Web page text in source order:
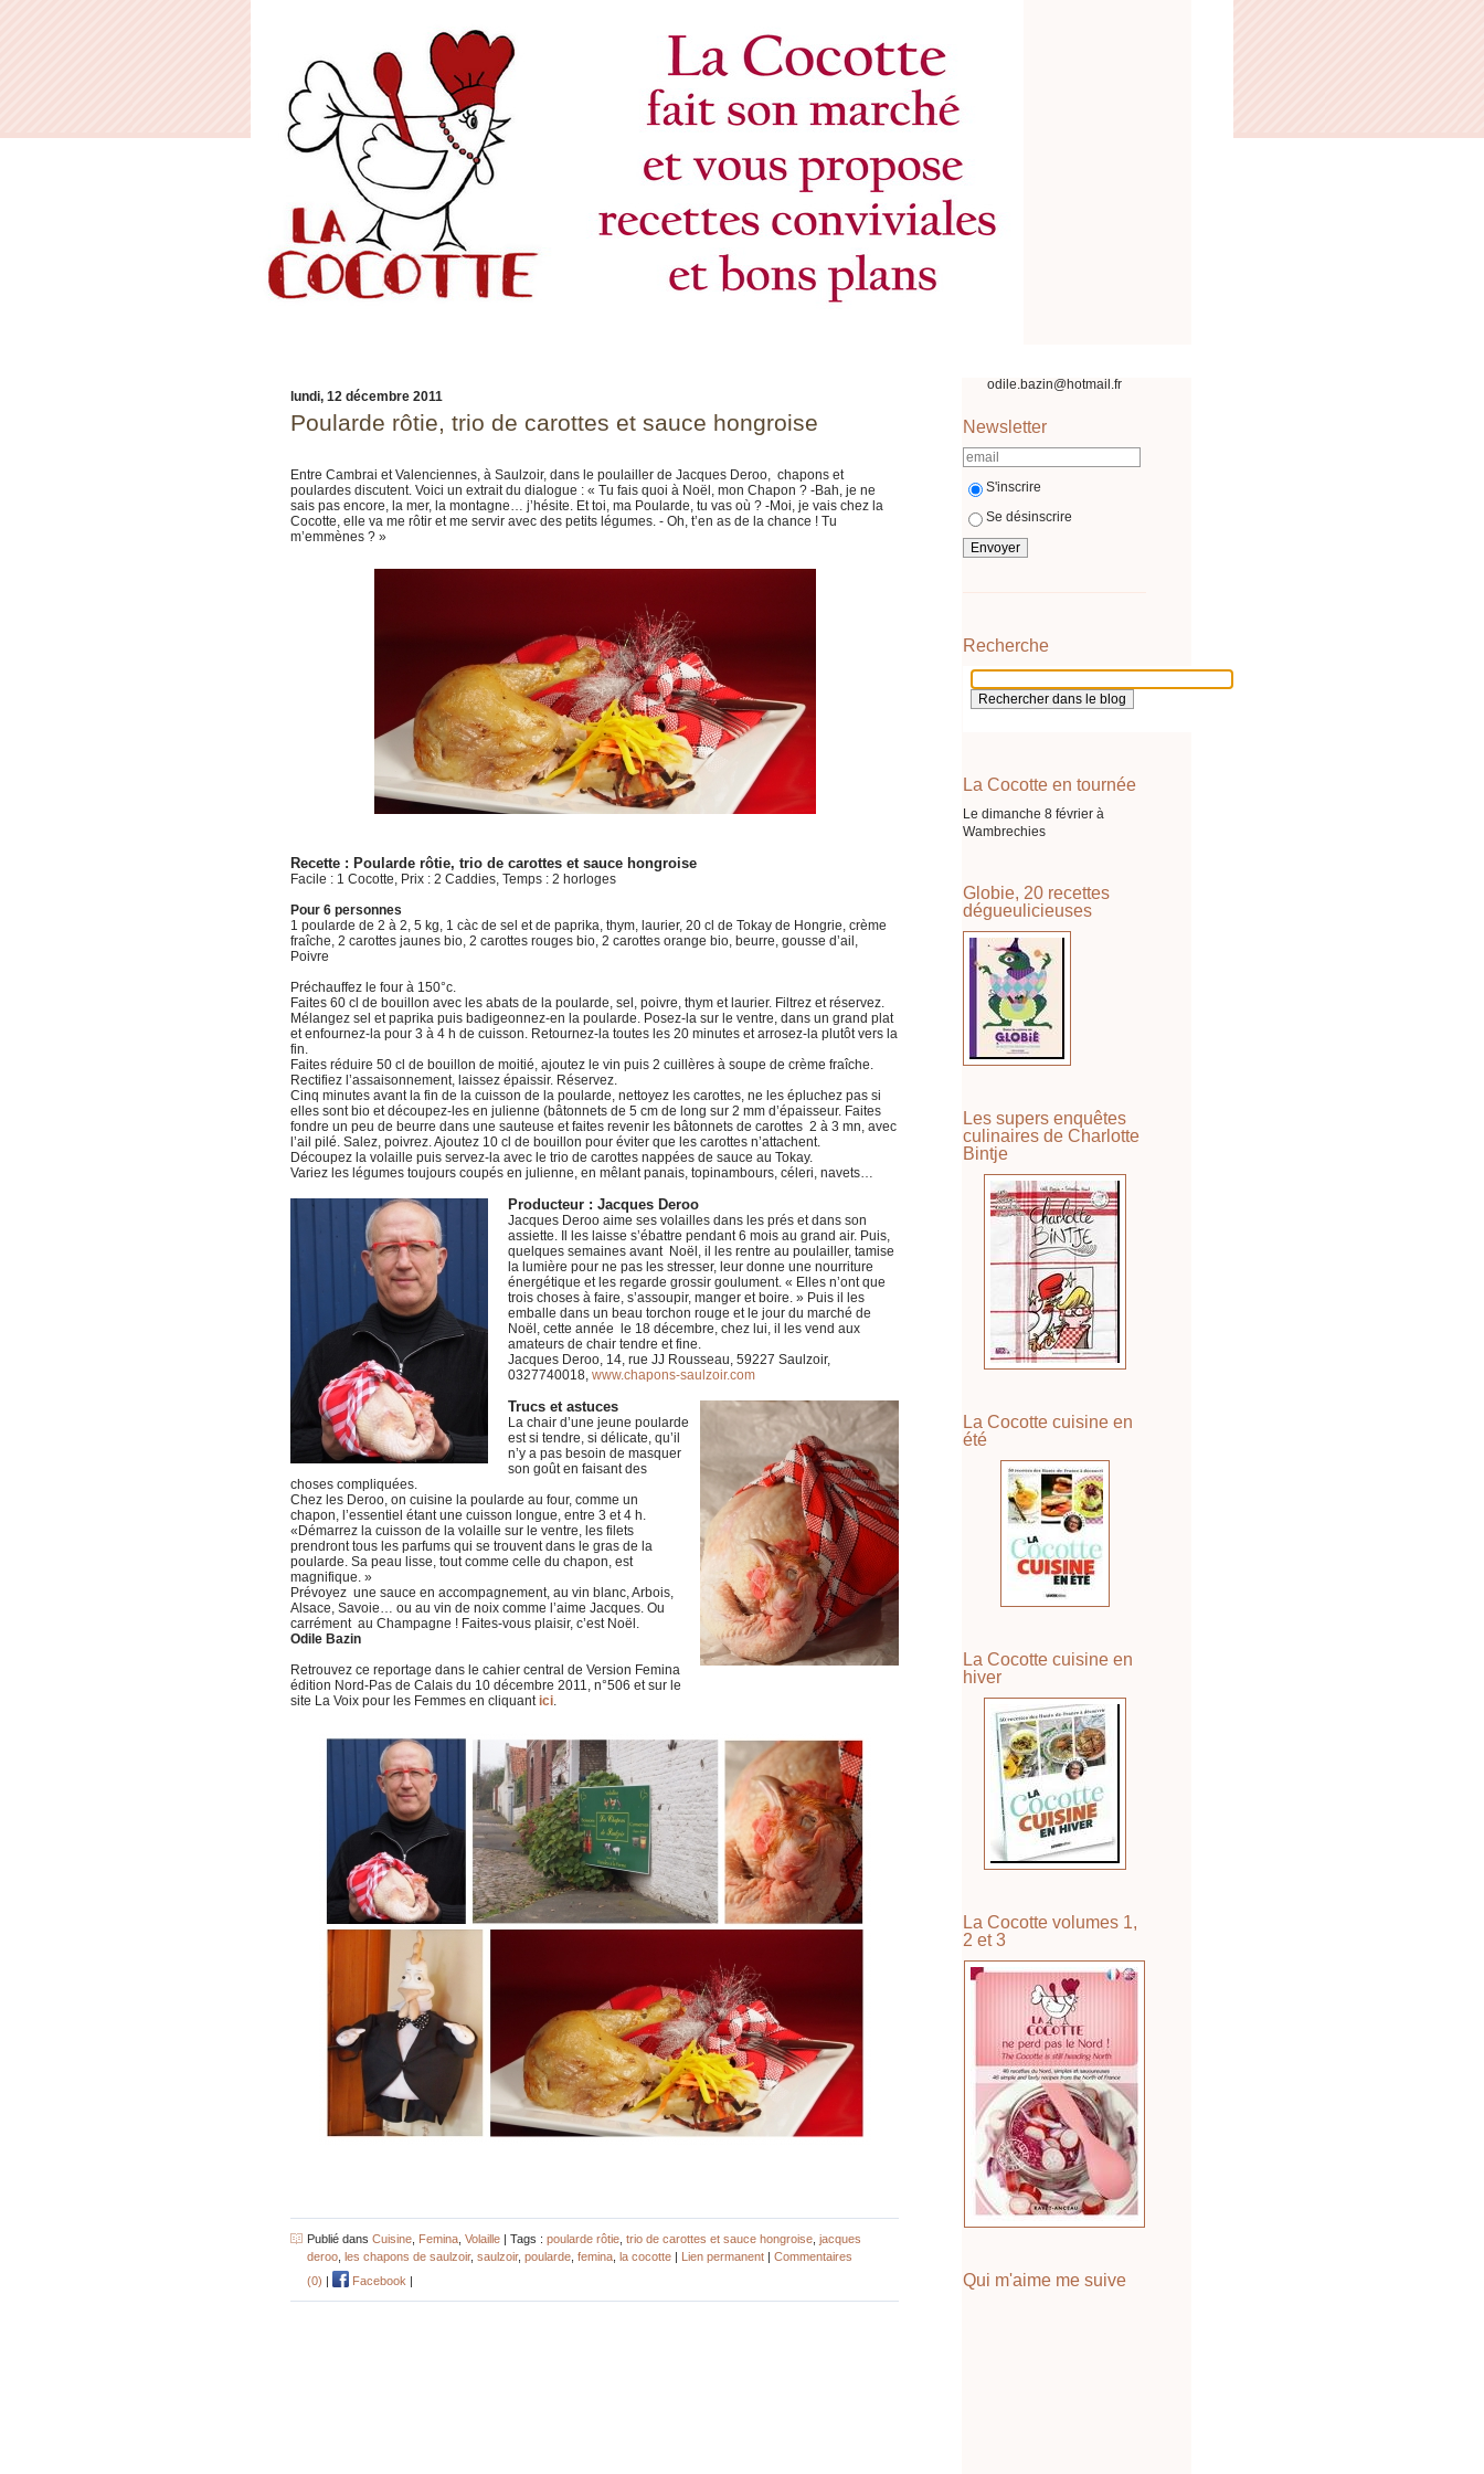
odile.bazin@hotmail.fr
Newsletter
S'inscrire
Se désinscrire
Recherche
La Cocotte en tournée
Le dimanche 8 février à
Wambrechies
Globie, 20 recettes
dégueulicieuses
Les supers enquêtes
culinaires de Charlotte
Bintje
La Cocotte cuisine en
été
La Cocotte cuisine en
hiver
La Cocotte volumes 1,
2 et 3
Qui m'aime me suive
lundi, 12 décembre 2011
Poularde rôtie, trio de carottes et sauce hongroise
Entre Cambrai et Valenciennes, à Saulzoir, dans le poulailler de Jacques Deroo, chapons et
poulardes discutent. Voici un extrait du dialogue : « Tu fais quoi à Noël, mon Chapon ? -Bah, je ne
sais pas encore, la mer, la montagne… j’hésite. Et toi, ma Poularde, tu vas où ? -Moi, je vais chez la
Cocotte, elle va me rôtir et me servir avec des petits légumes. - Oh, t’en as de la chance ! Tu
m’emmènes ? »
Recette : Poularde rôtie, trio de carottes et sauce hongroise
Facile : 1 Cocotte, Prix : 2 Caddies, Temps : 2 horloges
Pour 6 personnes
1 poularde de 2 à 2, 5 kg, 1 càc de sel et de paprika, thym, laurier, 20 cl de Tokay de Hongrie, crème
fraîche, 2 carottes jaunes bio, 2 carottes rouges bio, 2 carottes orange bio, beurre, gousse d’ail,
Poivre
Préchauffez le four à 150°c.
Faites 60 cl de bouillon avec les abats de la poularde, sel, poivre, thym et laurier. Filtrez et réservez.
Mélangez sel et paprika puis badigeonnez-en la poularde. Posez-la sur le ventre, dans un grand plat
et enfournez-la pour 3 à 4 h de cuisson. Retournez-la toutes les 20 minutes et arrosez-la plutôt vers la
fin.
Faites réduire 50 cl de bouillon de moitié, ajoutez le vin puis 2 cuillères à soupe de crème fraîche.
Rectifiez l’assaisonnement, laissez épaissir. Réservez.
Cinq minutes avant la fin de la cuisson de la poularde, nettoyez les carottes, ne les épluchez pas si
elles sont bio et découpez-les en julienne (bâtonnets de 5 cm de long sur 2 mm d’épaisseur. Faites
fondre un peu de beurre dans une sauteuse et faites revenir les bâtonnets de carottes 2 à 3 mn, avec
l’ail pilé. Salez, poivrez. Ajoutez 10 cl de bouillon pour éviter que les carottes n’attachent.
Découpez la volaille puis servez-la avec le trio de carottes nappées de sauce au Tokay.
Variez les légumes toujours coupés en julienne, en mêlant panais, topinambours, céleri, navets…
Producteur : Jacques Deroo
Jacques Deroo aime ses volailles dans les prés et dans son
assiette. Il les laisse s’ébattre pendant 6 mois au grand air. Puis,
quelques semaines avant Noël, il les rentre au poulailler, tamise
la lumière pour ne pas les stresser, leur donne une nourriture
énergétique et les regarde grossir goulument. « Elles n’ont que
trois choses à faire, s’assoupir, manger et boire. » Puis il les
emballe dans un beau torchon rouge et le jour du marché de
Noël, cette année le 18 décembre, chez lui, il les vend aux
amateurs de chair tendre et fine.
Jacques Deroo, 14, rue JJ Rousseau, 59227 Saulzoir,
0327740018,www.chapons-saulzoir.com
Trucs et astuces
La chair d’une jeune poularde
est si tendre, si délicate, qu’il
n’y a pas besoin de masquer
son goût en faisant des
choses compliquées.
Chez les Deroo, on cuisine la poularde au four, comme un
chapon, l’essentiel étant une cuisson longue, entre 3 et 4 h.
«Démarrez la cuisson de la volaille sur le ventre, les filets
prendront tous les parfums qui se trouvent dans le gras de la
poularde. Sa peau lisse, tout comme celle du chapon, est
magnifique. »
Prévoyez une sauce en accompagnement, au vin blanc, Arbois,
Alsace, Savoie… ou au vin de noix comme l’aime Jacques. Ou
carrément au Champagne ! Faites-vous plaisir, c’est Noël.
Odile Bazin
Retrouvez ce reportage dans le cahier central de Version Femina
édition Nord-Pas de Calais du 10 décembre 2011, n°506 et sur le
site La Voix pour les Femmes en cliquant ici
Publié dans Cuisine Femina Volaille | Tags : poularde rôtie trio de carottes et sauce hongroise jacques
deroo les chapons de saulzoir, saulzoir, poularde femina la cocotte | Lien permanent | Commentaires
(0) | Facebook |